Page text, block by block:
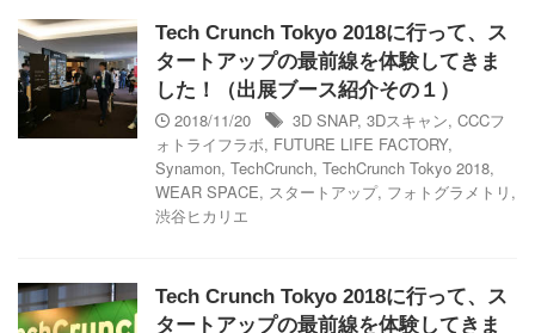
Tech Crunch Tokyo 2018に行って、ス
タートアップの最前線を体験してきま
した！（出展ブース紹介その１）
2018/11/20
3D SNAP, 3Dスキャン, CCCフ
ォトライフラボ, FUTURE LIFE FACTORY,
Synamon, TechCrunch, TechCrunch Tokyo 2018,
WEAR SPACE, スタートアップ, フォトグラメトリ ,
渋谷ヒカリエ
Tech Crunch Tokyo 2018に行って、ス
タートアップの最前線を体験してきま